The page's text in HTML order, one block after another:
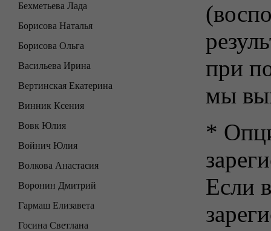
Бехметьева Лада
Борисова Наталья
Борисова Ольга
Васильева Ирина
Вертинская Екатерина
Винник Ксения
Вовк Юлия
Войнич Юлия
Волкова Анастасия
Воронин Дмитрий
Гармаш Елизавета
Госина Светлана
при
мы
*
Если